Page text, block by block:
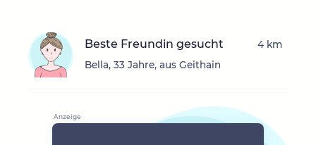
Beste Freundin gesucht
Bella, 33 Jahre, aus Geithain
4 km